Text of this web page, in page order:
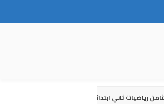
رياضيات ثاني ابتدائي ف1